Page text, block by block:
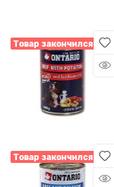
Товар закончился
Товар закончился